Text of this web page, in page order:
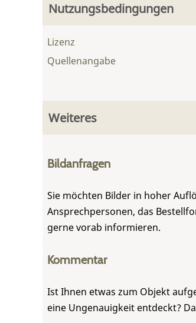
Nutzungsbedingungen
Lizenz
Quellenangabe
Weiteres
Bildanfragen
Sie möchten Bilder in hoher
Ansprechpersonen, das
gerne vorab informieren.
Kommentar
Ist Ihnen etwas zum Objekt
eine Ungenauigkeit entdeckt?